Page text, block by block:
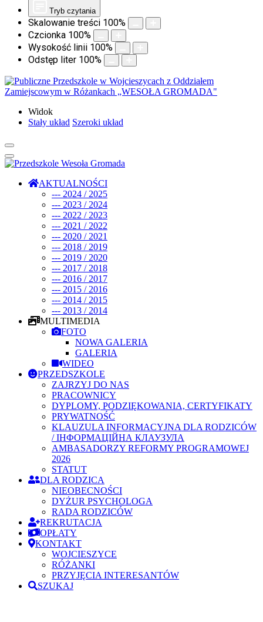
Tryb czytania
Skalowanie treści 100%
Czcionka 100%
Wysokość linii 100%
Odstęp liter 100%
Widok
Stały układ Szeroki układ
AKTUALNOŚCI
--- 2024 / 2025
--- 2023 / 2024
--- 2022 / 2023
--- 2021 / 2022
--- 2020 / 2021
--- 2018 / 2019
--- 2019 / 2020
--- 2017 / 2018
--- 2016 / 2017
--- 2015 / 2016
--- 2014 / 2015
--- 2013 / 2014
MULTIMEDIA
FOTO
NOWA GALERIA
GALERIA
WIDEO
PRZEDSZKOLE
ZAJRZYJ DO NAS
PRACOWNICY
DYPLOMY, PODZIĘKOWANIA, CERTYFIKATY
PRYWATNOŚĆ
KLAUZULA INFORMACYJNA DLA RODZICÓW
/ ІНФОРМАЦІЙНА КЛАУЗУЛА
AMBASADORZY REFORMY PROGRAMOWEJ
2026
STATUT
DLA RODZICA
NIEOBECNOŚCI
DYŻUR PSYCHOLOGA
RADA RODZICÓW
REKRUTACJA
OPŁATY
KONTAKT
WOJCIESZYCE
RÓŻANKI
PRZYJĘCIA INTERESANTÓW
SZUKAJ